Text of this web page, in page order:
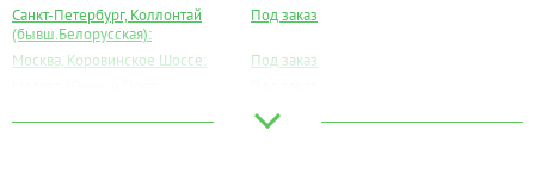
Санкт-Петербург, Коллонтай
(бывш.Белорусская):
Под заказ
Москва, Коровинское Шоссе:
Под заказ
Под заказ